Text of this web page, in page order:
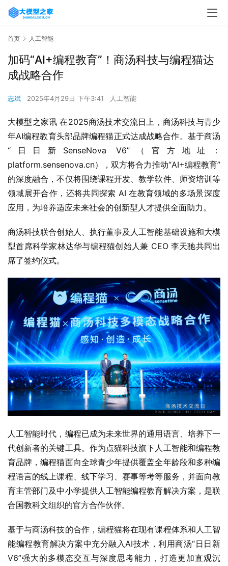
首页 人工智能
加码“AI+编程教育”！商汤科技与编程猫达
成战略合作
志斌 2025年4月29日 下午3:41 人工智能
大模型之家讯 在2025商汤技术交流日上，商汤科技与青少
年AI编程教育头部品牌编程猫正式达成战略合作。基于商汤
“日日新SenseNova V6”（官方地址：
platform.sensenova.cn），双方将合力推动“AI+编程教育”
的深度融合，不仅将围绕课程开发、教学软件、师资培训等
领域展开合作，还将共同探索 AI 在教育领域的多场景深度
应用，为培养适应未来社会的创新型人才提供全面助力。
商汤科技联合创始人、执行董事及人工智能基础设施和大模
型首席科学家林达华与编程猫创始人兼 CEO 李天驰共同出
席了签约仪式。
人工智能时代，编程已成为未来世界的通用语言、培养下一
代创新者的关键工具。作为点猫科技旗下人工智能和编程教
育品牌，编程猫面向全球青少年提供覆盖全年龄段和多种编
程语言的线上课程、线下学习、赛事等考等服务，并面向教
育主管部门及中小学提供人工智能编程教育解决方案，是联
合国教科文组织的官方合作伙伴。
基于与商汤科技的合作，编程猫将在现有课程体系和人工智
能编程教育解决方案中充分融入AI技术，利用商汤“日日新
V6”强大的多模态交互与深度思考能力，打造更加直观沉